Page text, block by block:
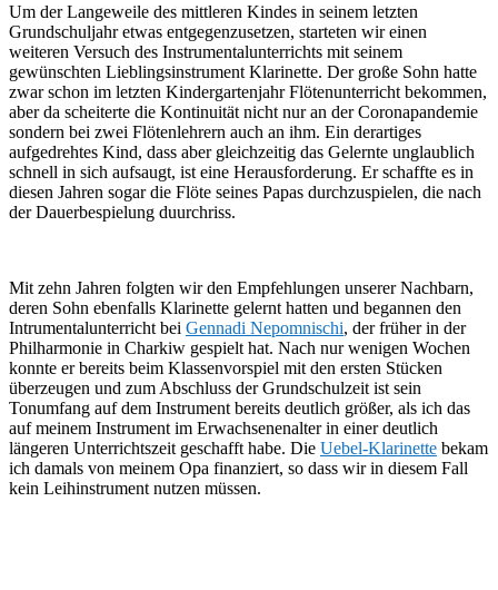
Um der Langeweile des mittleren Kindes in seinem letzten
Grundschuljahr etwas entgegenzusetzen, starteten wir einen
weiteren Versuch des Instrumentalunterrichts mit seinem
gewünschten Lieblingsinstrument Klarinette. Der große Sohn hatte
zwar schon im letzten Kindergartenjahr Flötenunterricht bekommen,
aber da scheiterte die Kontinuität nicht nur an der Coronapandemie
sondern bei zwei Flötenlehrern auch an ihm. Ein derartiges
aufgedrehtes Kind, dass aber gleichzeitig das Gelernte unglaublich
schnell in sich aufsaugt, ist eine Herausforderung. Er schaffte es in
diesen Jahren sogar die Flöte seines Papas durchzuspielen, die nach
der Dauerbespielung duurchriss.
Mit zehn Jahren folgten wir den Empfehlungen unserer Nachbarn,
deren Sohn ebenfalls Klarinette gelernt hatten und begannen den
Intrumentalunterricht bei Gennadi Nepomnischi, der früher in der
Philharmonie in Charkiw gespielt hat. Nach nur wenigen Wochen
konnte er bereits beim Klassenvorspiel mit den ersten Stücken
überzeugen und zum Abschluss der Grundschulzeit ist sein
Tonumfang auf dem Instrument bereits deutlich größer, als ich das
auf meinem Instrument im Erwachsenenalter in einer deutlich
längeren Unterrichtszeit geschafft habe. Die Uebel-Klarinette bekam
ich damals von meinem Opa finanziert, so dass wir in diesem Fall
kein Leihinstrument nutzen müssen.